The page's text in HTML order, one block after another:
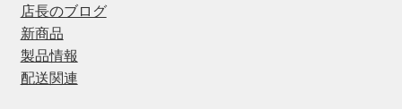
店長のブログ
新商品
製品情報
配送関連